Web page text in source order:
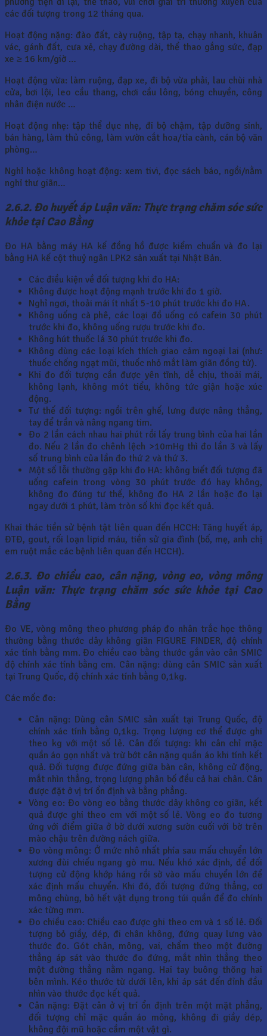
các đối tượng trong 12 tháng qua.
Hoạt động nặng: đào đất, cày ruộng, tập tạ, chạy nhanh, khuân
vác, gánh đất, cưa xẻ, chạy đường dài, thể thao gắng sức, đạp
xe ≥ 16 km/giờ …
Hoạt động vừa: làm ruộng, đạp xe, đi bộ vừa phải, lau chùi nhà
cửa, bơi lội, leo cầu thang, chơi cầu lông, bóng chuyền, công
nhân điện nước …
Hoạt động nhẹ: tập thể dục nhẹ, đi bộ chậm, tập dưỡng sinh,
bán hàng, làm thủ công, làm vườn cắt hoa/tỉa cành, cán bộ văn
phòng…
Nghỉ hoặc không hoạt động: xem tivi, đọc sách báo, ngồi/nằm
nghỉ thư giãn…
2.6.2. Đo huyết áp Luận văn: Thực trạng chăm sóc sức
khỏe tại Cao Bằng
Đo HA bằng máy HA kế đồng hồ được kiểm chuẩn và đo lại
bằng HA kế cột thuỷ ngân LPK2 sản xuất tại Nhật Bản.
Các điều kiện về đối tượng khi đo HA:
Không được hoạt động mạnh trước khi đo 1 giờ.
Nghỉ ngơi, thoải mái ít nhất 5-10 phút trước khi đo HA.
Không uống cà phê, các loại đồ uống có cafein 30 phút
trước khi đo, không uống rượu trước khi đo.
Không hút thuốc lá 30 phút trước khi đo.
Không dùng các loại kích thích giao cảm ngoại lai (như:
thuốc chống ngạt mũi, thuốc nhỏ mắt làm giãn đồng tử).
Khi đo đối tượng cần được yên tĩnh, dễ chịu, thoải mái,
không lạnh, không mót tiểu, không tức giận hoặc xúc
động.
Tư thế đối tượng: ngồi trên ghế, lưng được nâng thẳng,
tay để trần và nâng ngang tim.
Đo 2 lần cách nhau hai phút rồi lấy trung bình của hai lần
đo. Nếu 2 lần đo chênh lệch >10mHg thì đo lần 3 và lấy
số trung bình của lần đo thứ 2 và thứ 3.
Một số lỗi thường gặp khi đo HA: không biết đối tượng đã
uống cafein trong vòng 30 phút trước đó hay không,
không đo đúng tư thế, không đo HA 2 lần hoặc đo lại
ngay dưới 1 phút, làm tròn số khi đọc kết quả.
Khai thác tiền sử bệnh tật liên quan đến HCCH: Tăng huyết áp,
ĐTĐ, gout, rối loạn lipid máu, tiền sử gia đình (bố, mẹ, anh chị
em ruột mắc các bệnh liên quan đến HCCH).
2.6.3. Đo chiều cao, cân nặng, vòng eo, vòng mông
Luận văn: Thực trạng chăm sóc sức khỏe tại Cao
Bằng
Đo VE, vòng mông theo phương pháp đo nhân trắc học thông
thường bằng thước dây không giãn FIGURE FINDER, độ chính
xác tính bằng mm. Đo chiều cao bằng thước gắn vào cân SMIC
độ chính xác tính bằng cm. Cân nặng: dùng cân SMIC sản xuất
tại Trung Quốc, độ chính xác tính bằng 0,1kg.
Các mốc đo:
Cân nặng: Dùng cân SMIC sản xuất tại Trung Quốc, độ
chính xác tính bằng 0,1kg. Trọng lượng cơ thể được ghi
theo kg với một số lẻ. Cân đối tượng: khi cân chỉ mặc
quần áo gọn nhất và trừ bớt cân nặng quần áo khi tính kết
quả. Đối tượng được đứng giữa bàn cân, không cử động,
mắt nhìn thẳng, trọng lượng phân bố đều cả hai chân. Cân
được đặt ở vị trí ổn định và bằng phẳng.
Vòng eo: Đo vòng eo bằng thước dây không co giãn, kết
quả được ghi theo cm với một số lẻ. Vòng eo đo tương
ứng với điểm giữa ở bờ dưới xương sườn cuối với bờ trên
mào chậu trên đường nách giữa.
Đo vòng mông: Ở mức nhô nhất phía sau mấu chuyển lớn
xương đùi chiếu ngang gò mu. Nếu khó xác định, để đối
tượng cử động khớp háng rồi sờ vào mấu chuyển lớn để
xác định mấu chuyển. Khi đó, đối tượng đứng thẳng, cơ
mông chùng, bỏ hết vật dụng trong túi quần để đo chính
xác từng mm.
Đo chiều cao: Chiều cao được ghi theo cm và 1 số lẻ. Đối
tượng bỏ giầy, dép, đi chân không, đứng quay lưng vào
thước đo. Gót chân, mông, vai, chẩm theo một đường
thẳng áp sát vào thước đo đứng, mắt nhìn thẳng theo
một đường thẳng nằm ngang. Hai tay buông thõng hai
bên mình. Kéo thước từ dưới lên, khi áp sát đến đỉnh đầu
nhìn vào thước đọc kết quả.
Cân nặng: Đặt cân ở vị trí ổn định trên một mặt phẳng,
đối tượng chỉ mặc quần áo mỏng, không đi giầy dép,
không đội mũ hoặc cầm một vật gì.